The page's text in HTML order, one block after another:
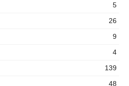
5
26
9
4
139
48